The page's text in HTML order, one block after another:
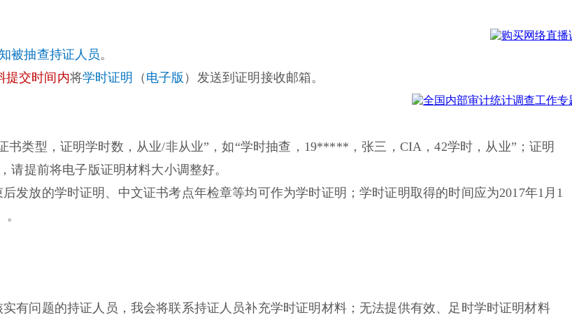
被抽查持证人员。
提交时间内将学时证明 （ 电子版 ）发送到证明接收邮箱。
书类型，证明学时数，从业/非从业”，如“学时抽查， 19*****，张三，CIA，42学时，从业”；证明
，请提前将电子版证明材料大小调整好。
发放的学时证明、中文证书考点年检章等均可作为学时证明；学时证明取得的时间应为2017年1月1
实有问题的持证人员，我会将联系持证人员补充学时证明材料；无法提供有效、足时学时证明材料